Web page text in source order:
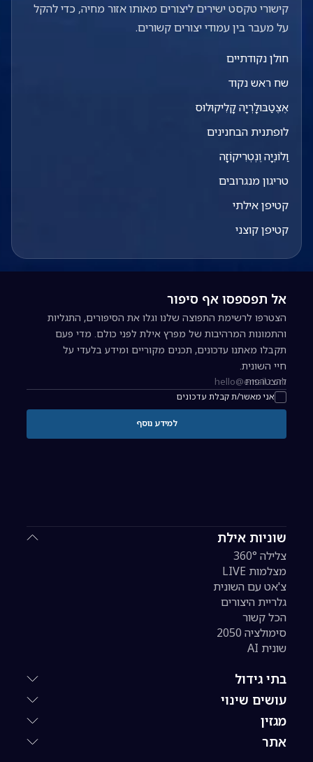
קישורי טקסט ישירים ליצורים מאותו אזור מחיה, כדי להקל
על מעבר בין עמודי יצורים קשורים.
חולן נקודתיים
שח ראש נקוד
אֶצֶטַבּוּלָרְיָה קָלִיקוּלוּס
לופתנית הבחנינים
וַלוֹנְיָה וֶנְטְרִיקוֹזָה
טריגון מנגרובים
קטיפן אילתי
קטיפן קוצני
שוניות אילת
צלילה 360°
מצלמות LIVE
צ'אט עם השונית
גלריית היצורים
הכל קשור
סימולציה 2050
שונית AI
בתי גידול
עושים שינוי
מגזין
אתר
אל תפספסו אף סיפור
הצטרפו לרשימת התפוצה שלנו וגלו את הסיפורים, התגליות
והתמונות המרהיבות של מפרץ אילת לפני כולם. מדי פעם
תקבלו מאתנו עדכונים, תכנים מקוריים ומידע בלעדי על
חיי השונית.
כתובת אימייל להרשמה לניוזלטר
אני מאשר/ת קבלת עדכונים
להצטרפות
למידע נוסף